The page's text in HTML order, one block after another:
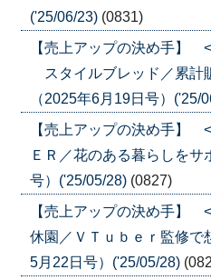
('25/06/23) (0831)
【売上アップの決め手】
スタイルブレッド／累計
（2025年6月19日号）('25/
【売上アップの決め手】
ＥＲ／花のある暮らしをサ
号）('25/05/28) (0827)
【売上アップの決め手】
休園／ＶＴｕｂｅｒ監修で
5月22日号）('25/05/28)